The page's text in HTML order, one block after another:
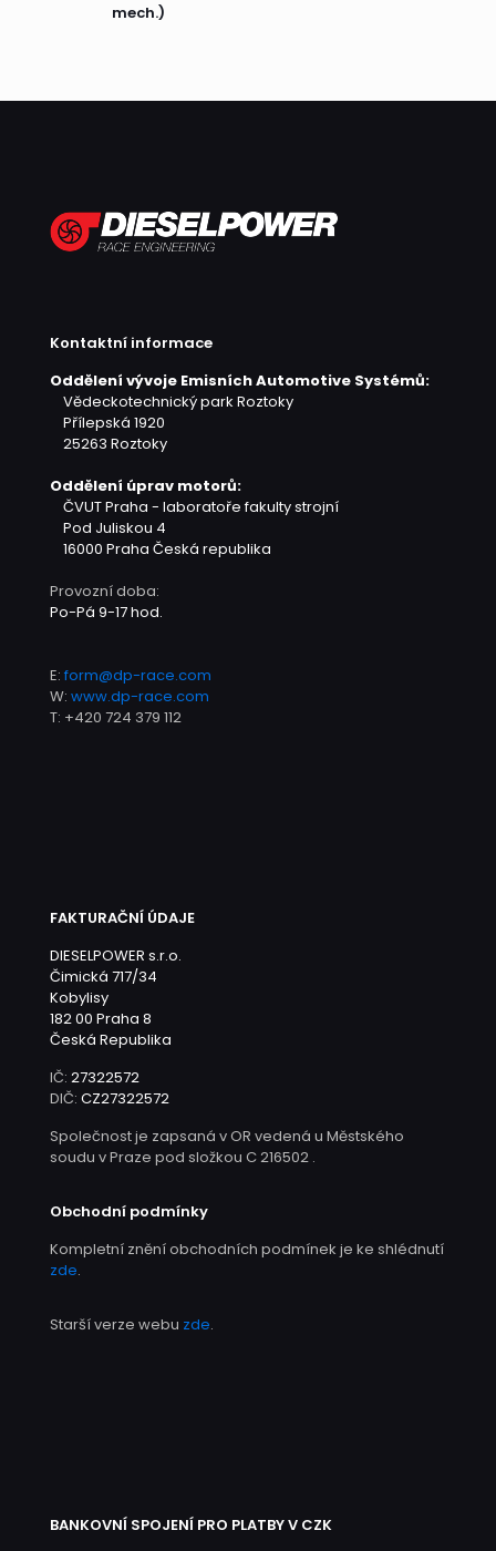
mech.)
Kontaktní informace
Oddělení vývoje Emisních Automotive Systémů:
Vědeckotechnický park Roztoky
Přílepská 1920
25263 Roztoky
Oddělení úprav motorů:
ČVUT Praha - laboratoře fakulty strojní
Pod Juliskou 4
16000 Praha Česká republika
Provozní doba:
Po-Pá 9-17 hod.
E: form@dp-race.com
W: www.dp-race.com
T: +420 724 379 112
FAKTURAČNÍ ÚDAJE
DIESELPOWER s.r.o.
Čimická 717/34
Kobylisy
182 00 Praha 8
Česká Republika
IČ: 27322572
DIČ: CZ27322572
Společnost je zapsaná v OR vedená u Městského
soudu v Praze pod složkou C 216502 .
Obchodní podmínky
Kompletní znění obchodních podmínek je ke shlédnutí
zde.
Starší verze webu zde.
BANKOVNÍ SPOJENÍ PRO PLATBY V CZK